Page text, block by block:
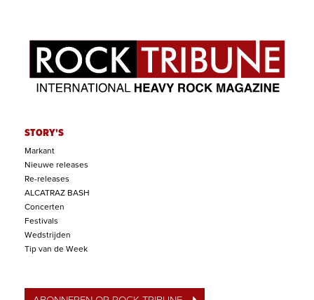
STORY'S
Markant
Nieuwe releases
Re-releases
ALCATRAZ BASH
Concerten
Festivals
Wedstrijden
Tip van de Week